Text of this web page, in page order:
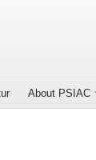
About PSIAC